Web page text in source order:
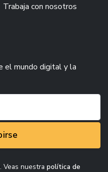
Trabaja con nosotros
el mundo digital y la
Veas nuestra política de